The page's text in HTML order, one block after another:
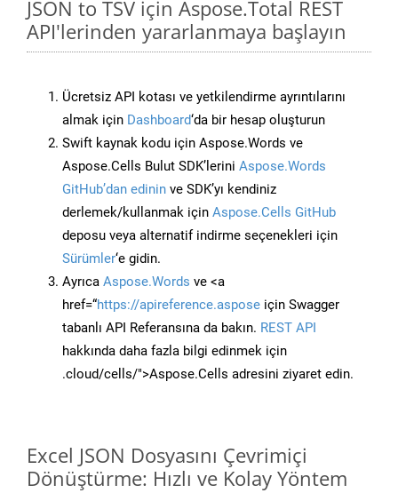
JSON to TSV için Aspose.Total REST
API'lerinden yararlanmaya başlayın
Ücretsiz API kotası ve yetkilendirme ayrıntılarını
almak için Dashboard‘da bir hesap oluşturun
Swift kaynak kodu için Aspose.Words ve
Aspose.Cells Bulut SDK’lerini Aspose.Words
GitHub’dan edinin ve SDK’yı kendiniz
derlemek/kullanmak için Aspose.Cells GitHub
deposu veya alternatif indirme seçenekleri için
Sürümler‘e gidin.
Ayrıca Aspose.Words ve <a
href=“https://apireference.aspose için Swagger
tabanlı API Referansına da bakın. REST API
hakkında daha fazla bilgi edinmek için
.cloud/cells/">Aspose.Cells adresini ziyaret edin.
Excel JSON Dosyasını Çevrimiçi
Dönüştürme: Hızlı ve Kolay Yöntem